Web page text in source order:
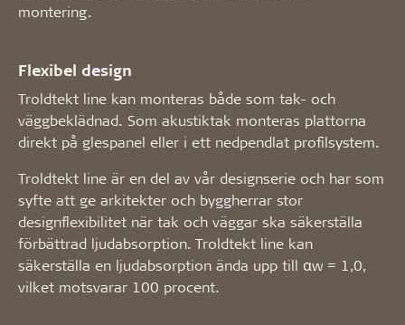
montering.
Flexibel design
Troldtekt line kan monteras både som tak- och
väggbeklädnad. Som akustiktak monteras plattorna
direkt på glespanel eller i ett nedpendlat profilsystem.
Troldtekt line är en del av vår designserie och har som
syfte att ge arkitekter och byggherrar stor
designflexibilitet när tak och väggar ska säkerställa
förbättrad ljudabsorption. Troldtekt line kan
säkerställa en ljudabsorption ända upp till αw = 1,0,
vilket motsvarar 100 procent.